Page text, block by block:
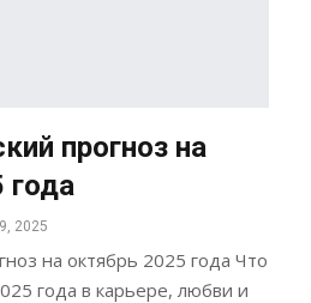
прогноз на
года
2025
на октябрь 2025 года Что
года в карьере, любви и